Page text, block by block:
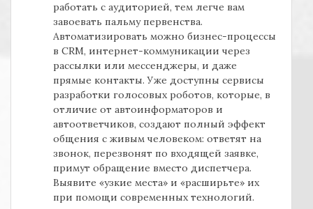
работать с аудиторией, тем легче вам
завоевать пальму первенства.
Автоматизировать можно бизнес-процессы
в CRM, интернет-коммуникации через
рассылки или мессенджеры, и даже
прямые контакты. Уже доступны сервисы
разработки голосовых роботов, которые, в
отличие от автоинформаторов и
автоответчиков, создают полный эффект
общения с живым человеком: ответят на
звонок, перезвонят по входящей заявке,
примут обращение вместо диспетчера.
Выявите «узкие места» и «расширьте» их
при помощи современных технологий.